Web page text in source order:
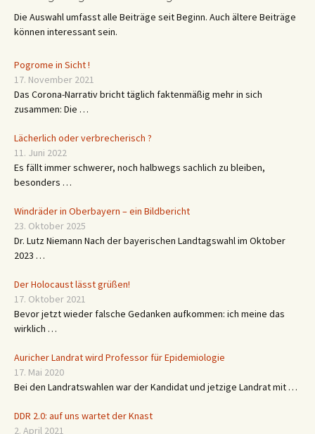
Die Auswahl umfasst alle Beiträge seit Beginn. Auch ältere Beiträge
können interessant sein.
Pogrome in Sicht !
17. November 2021
Das Corona-Narrativ bricht täglich faktenmäßig mehr in sich
zusammen: Die …
Lächerlich oder verbrecherisch ?
11. Juni 2022
Es fällt immer schwerer, noch halbwegs sachlich zu bleiben,
besonders …
Windräder in Oberbayern – ein Bildbericht
23. Oktober 2025
Dr. Lutz Niemann Nach der bayerischen Landtagswahl im Oktober
2023 …
Der Holocaust lässt grüßen!
17. Oktober 2021
Bevor jetzt wieder falsche Gedanken aufkommen: ich meine das
wirklich …
Auricher Landrat wird Professor für Epidemiologie
17. Mai 2020
Bei den Landratswahlen war der Kandidat und jetzige Landrat mit …
DDR 2.0: auf uns wartet der Knast
2. April 2021